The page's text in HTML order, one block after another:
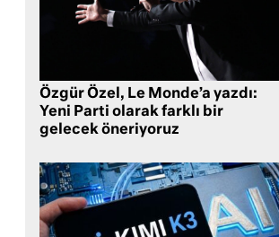
Özgür Özel, Le Monde’a yazdı:
Yeni Parti olarak farklı bir
gelecek öneriyoruz